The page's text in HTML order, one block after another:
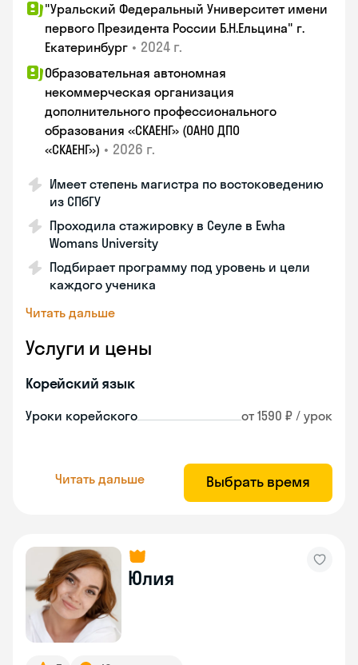
"Уральский Федеральный Университет имени
первого Президента России Б.Н.Ельцина" г.
Екатеринбург • 2024 г.
Образовательная автономная
некоммерческая организация
дополнительного профессионального
образования «СКАЕНГ» (ОАНО ДПО
«СКАЕНГ») • 2026 г.
Имеет степень магистра по востоковедению
из СПбГУ
Проходила стажировку в Сеуле в Ewha
Womans University
Подбирает программу под уровень и цели
каждого ученика
Читать дальше
Услуги и цены
Корейский язык
Уроки корейского от 1590 ₽ / урок
Читать дальше Выбрать время
Юлия